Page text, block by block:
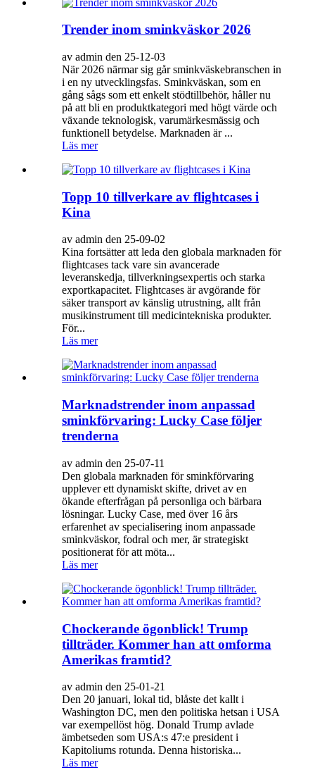
Trender inom sminkväskor 2026
av admin den 25-12-03
När 2026 närmar sig går sminkväskebranschen in
i en ny utvecklingsfas. Sminkväskan, som en
gång sågs som ett enkelt stödtillbehör, håller nu
på att bli en produktkategori med högt värde och
växande teknologisk, varumärkesmässig och
funktionell betydelse. Marknaden är ...
Läs mer
Topp 10 tillverkare av flightcases i
Kina
av admin den 25-09-02
Kina fortsätter att leda den globala marknaden för
flightcases tack vare sin avancerade
leveranskedja, tillverkningsexpertis och starka
exportkapacitet. Flightcases är avgörande för
säker transport av känslig utrustning, allt från
musikinstrument till medicintekniska produkter.
För...
Läs mer
Marknadstrender inom anpassad
sminkförvaring: Lucky Case följer
trenderna
av admin den 25-07-11
Den globala marknaden för sminkförvaring
upplever ett dynamiskt skifte, drivet av en
ökande efterfrågan på personliga och bärbara
lösningar. Lucky Case, med över 16 års
erfarenhet av specialisering inom anpassade
sminkväskor, fodral och mer, är strategiskt
positionerat för att möta...
Läs mer
Chockerande ögonblick! Trump
tillträder. Kommer han att omforma
Amerikas framtid?
av admin den 25-01-21
Den 20 januari, lokal tid, blåste det kallt i
Washington DC, men den politiska hetsan i USA
var exempellöst hög. Donald Trump avlade
ämbetseden som USA:s 47:e president i
Kapitoliums rotunda. Denna historiska...
Läs mer